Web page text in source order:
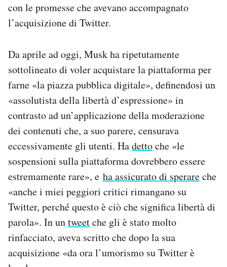
con le promesse che avevano accompagnato
l’acquisizione di Twitter.
Da aprile ad oggi, Musk ha ripetutamente
sottolineato di voler acquistare la piattaforma per
farne «la piazza pubblica digitale», definendosi un
«assolutista della libertà d’espressione» in
contrasto ad un’applicazione della moderazione
dei contenuti che, a suo parere, censurava
eccessivamente gli utenti. Hadettoche «le
sospensioni sulla piattaforma dovrebbero essere
estremamente rare», e ha assicurato di sperareche
«anche i miei peggiori critici rimangano su
Twitter, perché questo è ciò che significa libertà di
parola». Inuntweetche gli è stato molto
rinfacciato, aveva scritto che dopo la sua
acquisizione «da ora l’umorismo su Twitter è